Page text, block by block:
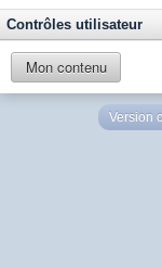
Contrôles utilisateur
Mon contenu
Version